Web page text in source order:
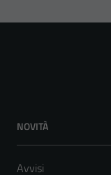
NOVITÀ
Avvisi